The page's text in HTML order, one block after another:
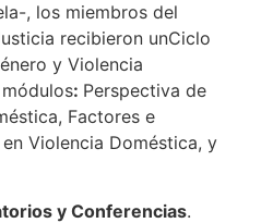
, los miembros del
recibieron unCiclo
y Violencia
: Perspectiva de
Factores e
Violencia Doméstica, y
y Conferencias.